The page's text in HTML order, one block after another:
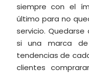
siempre con el
último para no
servicio.
si una marca
tendencias de
clientes